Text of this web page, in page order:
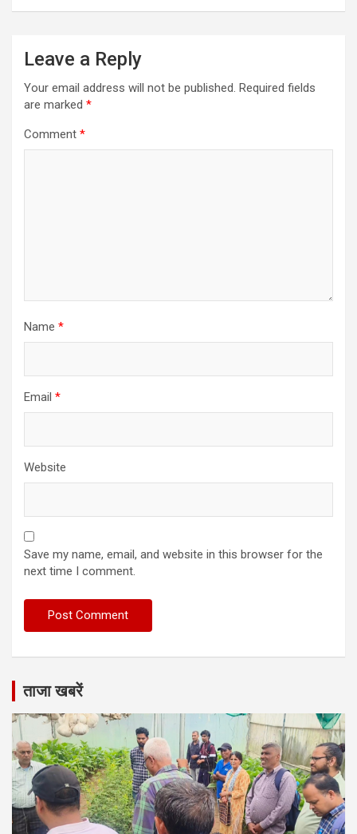
Leave a Reply
Your email address will not be published. Required fields
are marked *
Comment *
Name *
Email *
Website
Save my name, email, and website in this browser for the
next time I comment.
ताजा खबरें